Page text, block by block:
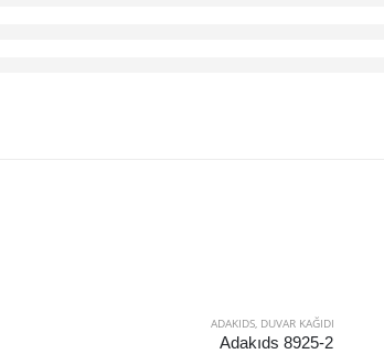
ADAKIDS, DUVAR KAĞIDI
Adakıds 8925-2